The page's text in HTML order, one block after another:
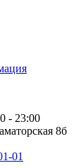
- 23:00
8б
01